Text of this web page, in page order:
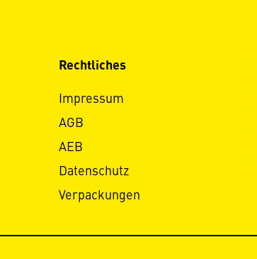
Rechtliches
Impressum
AGB
AEB
Datenschutz
Verpackungen